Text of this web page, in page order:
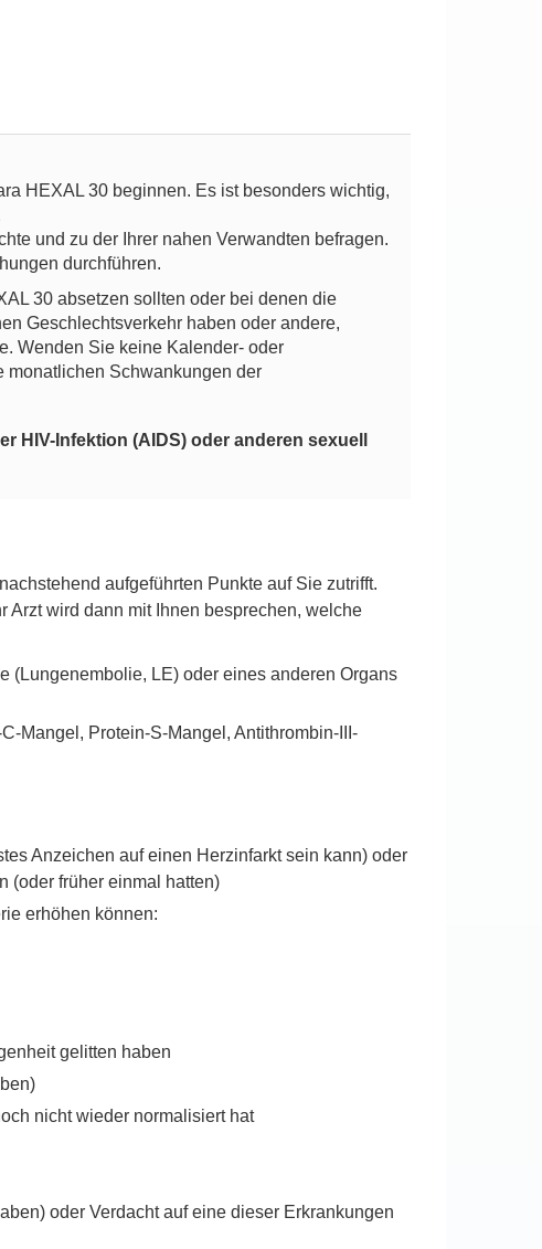
HEXAL 30 beginnen. Es ist besonders wichtig,
und zu der Ihrer nahen Verwandten befragen.
durchführen.
30 absetzen sollten oder bei denen die
Geschlechtsverkehr haben oder andere,
Wenden Sie keine Kalender- oder
monatlichen Schwankungen der
HIV-Infektion (AIDS) oder anderen sexuell
aufgeführten Punkte auf Sie zutrifft.
Arzt wird dann mit Ihnen besprechen, welche
(Lungenembolie, LE) oder eines anderen Organs
Mangel, Protein-S-Mangel, Antithrombin-III-
Anzeichen auf einen Herzinfarkt sein kann) oder
(oder früher einmal hatten)
erhöhen können:
gelitten haben
nicht wieder normalisiert hat
oder Verdacht auf eine dieser Erkrankungen